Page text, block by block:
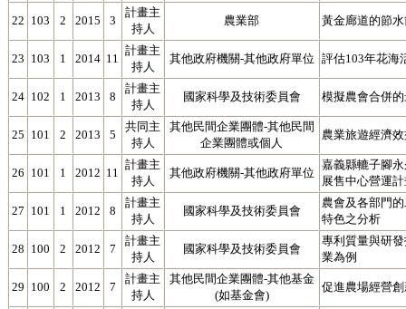
22 103 2 2015 3
計畫主
持人
農業部 黃金廊道的節
23 103 1 2014 11
計畫主
持人
其他政府機關-其他政府單位 評估103年花海
24 102 1 2013 8
計畫主
持人
國家科學及技術委員會 模擬農會合併
25 101 2 2013 5
共同主
持人
其他民間企業團體-其他民間
企業團體或個人
農業旅遊經濟
26 101 1 2012 11
計畫主
持人
其他政府機關-其他政府單位
嘉義縣轆子腳
展售中心營運
27 101 1 2012 8
計畫主
持人
國家科學及技術委員會
農會及各部門
特色之分析
28 100 2 2012 7
計畫主
持人
國家科學及技術委員會
專利質量與研
業為例
29 100 2 2012 7
計畫主
持人
其他民間企業團體-其他基金
(如基金會)
促進農場經營